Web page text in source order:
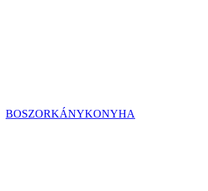
BOSZORKÁNYKONYHA